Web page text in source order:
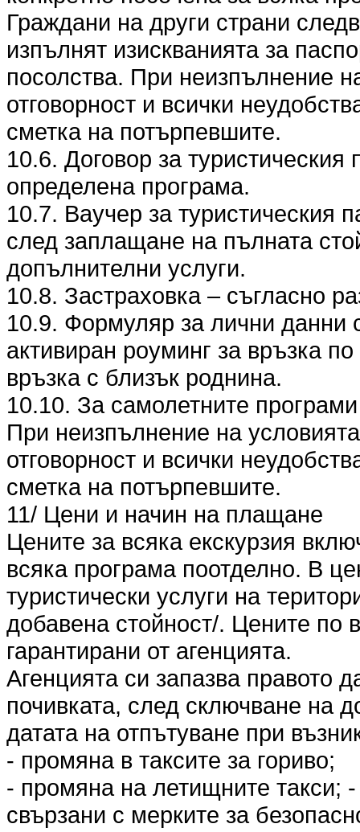
Граждани на други страни
изпълнят изискванията за
посолства. При неизпълнение
отговорност и всички
сметка на потърпевшите.
10.6. Договор за
определена програма.
10.7. Ваучер за туристическия
след заплащане на пълната
допълнителни услуги.
10.8. Застраховка – съгласно
10.9. Формуляр за лични данни
активиран роуминг за връзка
връзка с близък роднина.
10.10. За самолетните
При неизпълнение на
отговорност и всички
сметка на потърпевшите.
11/ Цени и начин на плащане
Цените за всяка екскурзия
всяка програма поотделно. В
туристически услуги на
добавена стойност/. Цените по
гарантирани от агенцията.
Агенцията си запазва правото
почивката, след сключване на
датата на отпътуване при
- промяна в таксите за гориво;
- промяна на летищните такси;
свързани с мерките за